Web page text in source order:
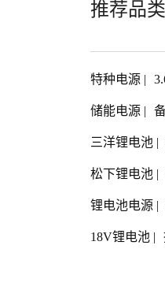
推荐品类
特种电源 |
储能电源 |
三洋锂电池 |
松下锂电池 |
锂电池电源 |
18V锂电池 |